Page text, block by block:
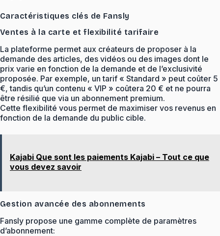
Caractéristiques clés de Fansly
Ventes à la carte et flexibilité tarifaire
La plateforme permet aux créateurs de proposer à la
demande des articles, des vidéos ou des images dont le
prix varie en fonction de la demande et de l’exclusivité
proposée. Par exemple, un tarif « Standard » peut coûter 5
€, tandis qu’un contenu « VIP » coûtera 20 € et ne pourra
être résilié que via un abonnement premium.
Cette flexibilité vous permet de maximiser vos revenus en
fonction de la demande du public cible.
Kajabi Que sont les paiements Kajabi – Tout ce que
vous devez savoir
Gestion avancée des abonnements
Fansly propose une gamme complète de paramètres
d’abonnement: